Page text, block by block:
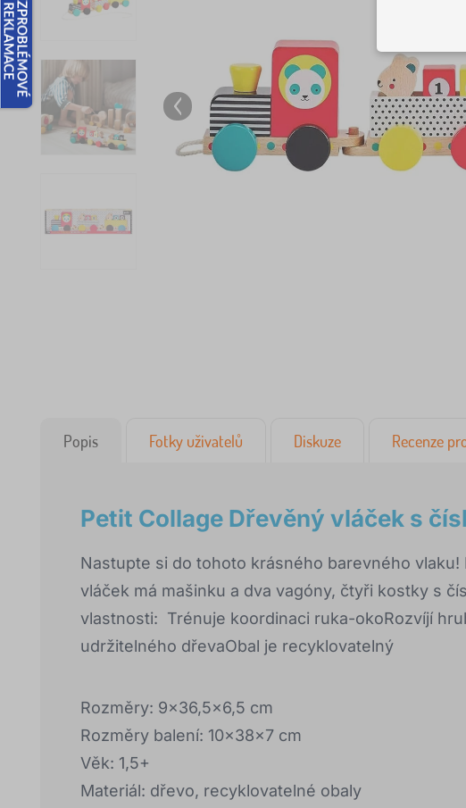
Popis Fotky uživatelů Diskuze Recenze
Petit Collage Dřevěný vláček s
Nastupte si do tohoto krásného barevného
vláček má mašinku a dva vagóny, čtyři kostky s
vlastnosti: Trénuje koordinaci ruka-okoRozvíjí
udržitelného dřevaObal je recyklovatelný
Rozměry: 9x36,5x6,5 cm
Rozměry balení: 10x38x7 cm
Věk: 1,5+
Materiál: dřevo, recyklovatelné obaly